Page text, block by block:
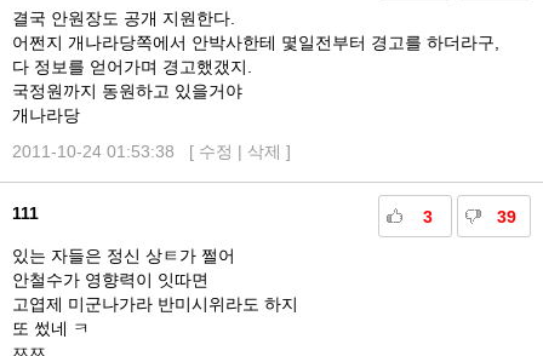
결국 안원장도 공개 지원한다.
어쩐지 개나라당쪽에서 안박사한테 몇일전부터 경고를 하더라구,
다 정보를 얻어가며 경고했갰지.
국정원까지 동원하고 있을거야
개나라당
2011-10-24 01:53:38 [ 수정 | 삭제 ]
3 39
111
있는 자들은 정신 상ㅌ가 쩔어
안철수가 영향력이 잇따면
고엽제 미군나가라 반미시위라도 하지
또 썼네 ㅋ